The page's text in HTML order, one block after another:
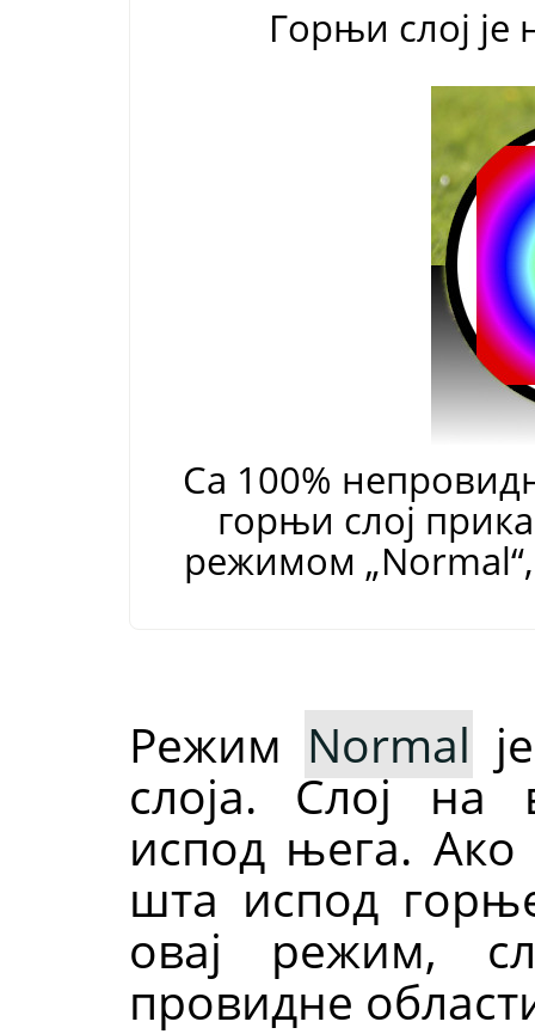
Горњи слој
Са 100%
горњи слој
режимом „Normal“
Режим Normal
слоја. Слој на
испод њега.
шта испод
овај режим,
провидне